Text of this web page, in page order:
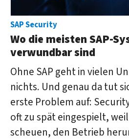
SAP Security
Wo die meisten SAP-
verwundbar sind
Ohne SAP geht in vielen
nichts. Und genau da tut
erste Problem auf:
oft zu spät eingespielt,
scheuen, den Betrieb